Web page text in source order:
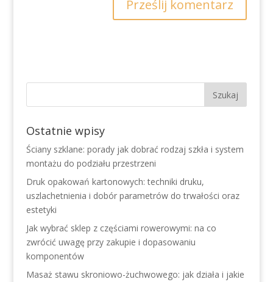
Ostatnie wpisy
Ściany szklane: porady jak dobrać rodzaj szkła i system
montażu do podziału przestrzeni
Druk opakowań kartonowych: techniki druku,
uszlachetnienia i dobór parametrów do trwałości oraz
estetyki
Jak wybrać sklep z częściami rowerowymi: na co
zwrócić uwagę przy zakupie i dopasowaniu
komponentów
Masaż stawu skroniowo-żuchwowego: jak działa i jakie